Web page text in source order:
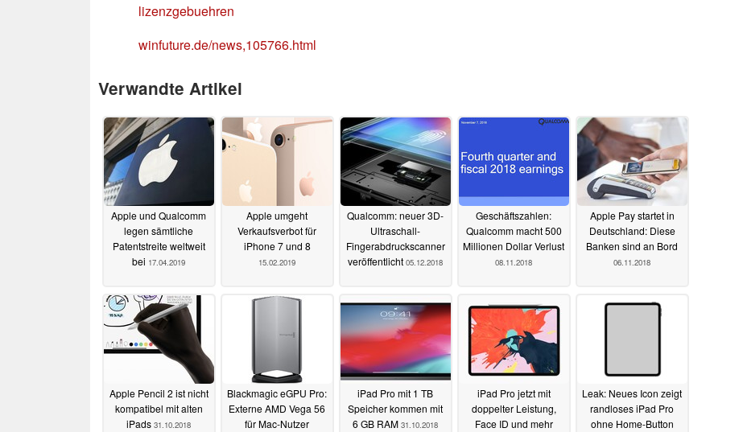
lizenzgebuehren
winfuture.de/news,105766.html
Verwandte Artikel
Apple und Qualcomm
legen sämtliche
Patentstreite weltweit
bei 17.04.2019
Apple umgeht
Verkaufsverbot für
iPhone 7 und 8
15.02.2019
Qualcomm: neuer 3D-
Ultraschall-
Fingerabdruckscanner
veröffentlicht 05.12.2018
Geschäftszahlen:
Qualcomm macht 500
Millionen Dollar Verlust
08.11.2018
Apple Pay startet in
Deutschland: Diese
Banken sind an Bord
06.11.2018
Apple Pencil 2 ist nicht
kompatibel mit alten
iPads 31.10.2018
Blackmagic eGPU Pro:
Externe AMD Vega 56
für Mac-Nutzer
iPad Pro mit 1 TB
Speicher kommen mit
6 GB RAM 31.10.2018
iPad Pro jetzt mit
doppelter Leistung,
Face ID und mehr
Leak: Neues Icon zeigt
randloses iPad Pro
ohne Home-Button